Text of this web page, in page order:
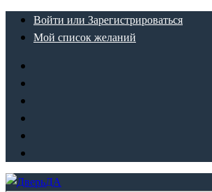
ПерейтиВойти или Зарегистрироваться
Мой список желаний